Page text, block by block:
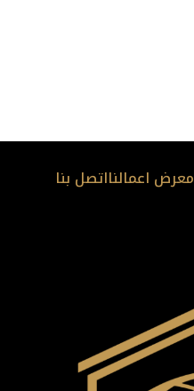
معرض اعمالنااتصل بنا